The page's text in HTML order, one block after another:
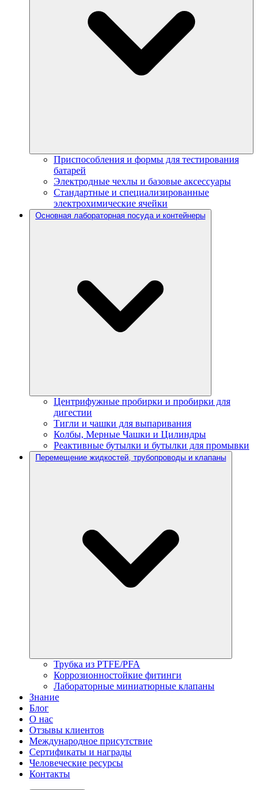
Приспособления и формы для тестирования
батарей
Электродные чехлы и базовые аксессуары
Стандартные и специализированные
электрохимические ячейки
Основная лабораторная посуда и контейнеры
Центрифужные пробирки и пробирки для
дигестии
Тигли и чашки для выпаривания
Колбы, Мерные Чашки и Цилиндры
Реактивные бутылки и бутылки для промывки
Перемещение жидкостей, трубопроводы и клапаны
Трубка из PTFE/PFA
Коррозионностойкие фитинги
Лабораторные миниатюрные клапаны
Знание
Блог
О нас
Отзывы клиентов
Международное присутствие
Сертификаты и награды
Человеческие ресурсы
Контакты